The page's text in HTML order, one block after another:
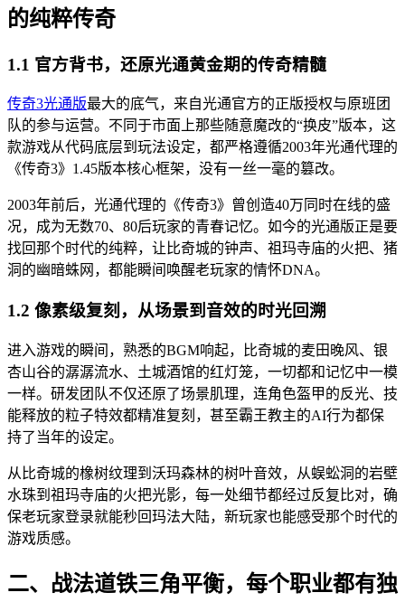
的纯粹传奇
1.1 官方背书，还原光通黄金期的传奇精髓
传奇3光通版最大的底气，来自光通官方的正版授权与原班团
队的参与运营。不同于市面上那些随意魔改的“换皮”版本，这
款游戏从代码底层到玩法设定，都严格遵循2003年光通代理的
《传奇3》1.45版本核心框架，没有一丝一毫的篡改。
2003年前后，光通代理的《传奇3》曾创造40万同时在线的盛
况，成为无数70、80后玩家的青春记忆。如今的光通版正是要
找回那个时代的纯粹，让比奇城的钟声、祖玛寺庙的火把、猪
洞的幽暗蛛网，都能瞬间唤醒老玩家的情怀DNA。
1.2 像素级复刻，从场景到音效的时光回溯
进入游戏的瞬间，熟悉的BGM响起，比奇城的麦田晚风、银
杏山谷的潺潺流水、土城酒馆的红灯笼，一切都和记忆中一模
一样。研发团队不仅还原了场景肌理，连角色盔甲的反光、技
能释放的粒子特效都精准复刻，甚至霸王教主的AI行为都保
持了当年的设定。
从比奇城的橡树纹理到沃玛森林的树叶音效，从蜈蚣洞的岩壁
水珠到祖玛寺庙的火把光影，每一处细节都经过反复比对，确
保老玩家登录就能秒回玛法大陆，新玩家也能感受那个时代的
游戏质感。
二、战法道铁三角平衡，每个职业都有独